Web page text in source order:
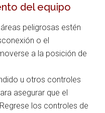
del equipo
peligrosas estén
o el
a la posición de
u otros controles
asegurar que el
los controles de